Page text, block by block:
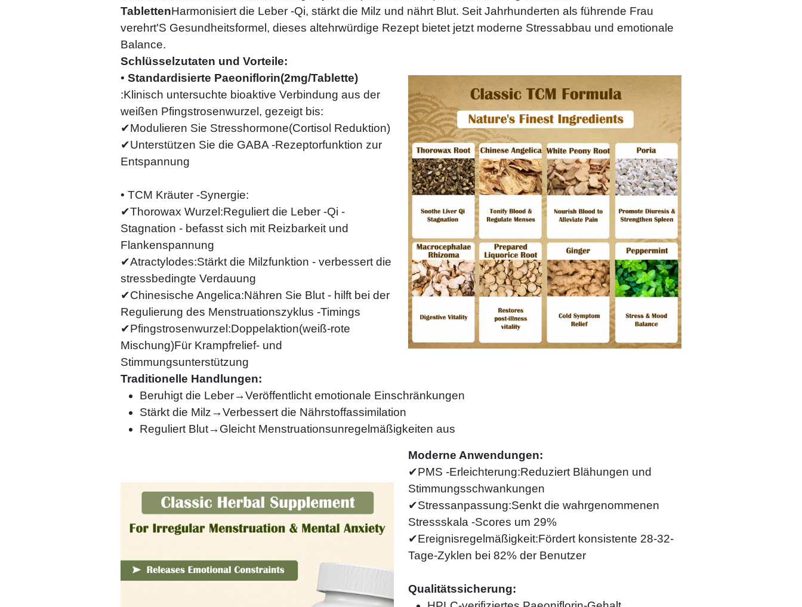
TablettenHarmonisiert die Leber -Qi, stärkt die Milz und nährt Blut. Seit Jahrhunderten als führende Frau
verehrt'S Gesundheitsformel, dieses altehrwürdige Rezept bietet jetzt moderne Stressabbau und emotionale
Balance.
Schlüsselzutaten und Vorteile:
• Standardisierte Paeoniflorin(2mg/Tablette)
:Klinisch untersuchte bioaktive Verbindung aus der
weißen Pfingstrosenwurzel, gezeigt bis:
✔Modulieren Sie Stresshormone(Cortisol Reduktion)
✔Unterstützen Sie die GABA -Rezeptorfunktion zur
Entspannung
• TCM Kräuter -Synergie:
✔Thorowax Wurzel:Reguliert die Leber -Qi -
Stagnation - befasst sich mit Reizbarkeit und
Flankenspannung
✔Atractylodes:Stärkt die Milzfunktion - verbessert die
stressbedingte Verdauung
✔Chinesische Angelica:Nähren Sie Blut - hilft bei der
Regulierung des Menstruationszyklus -Timings
✔Pfingstrosenwurzel:Doppelaktion(weiß-rote
Mischung)Für Krampfrelief- und
Stimmungsunterstützung
Traditionelle Handlungen:
Beruhigt die Leber→Veröffentlicht emotionale Einschränkungen
Stärkt die Milz→Verbessert die Nährstoffassimilation
Reguliert Blut→Gleicht Menstruationsunregelmäßigkeiten aus
Moderne Anwendungen:
✔PMS -Erleichterung:Reduziert Blähungen und
Stimmungsschwankungen
✔Stressanpassung:Senkt die wahrgenommenen
Stressskala -Scores um 29%
✔Ereignisregelmäßigkeit:Fördert konsistente 28-32-
Tage-Zyklen bei 82% der Benutzer
Qualitätssicherung: